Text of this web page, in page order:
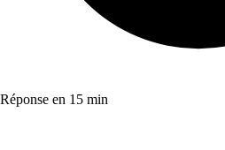
Réponse en 15 min